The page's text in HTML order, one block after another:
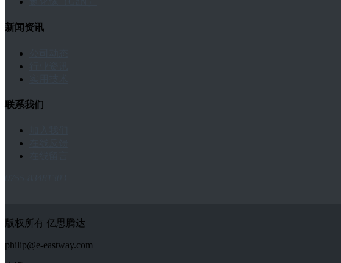
新闻资讯
联系我们
版权所有 亿思腾达
philip@e-eastway.com